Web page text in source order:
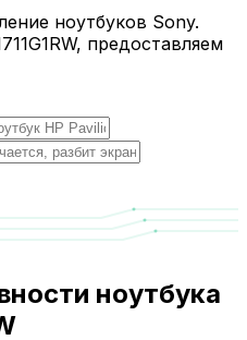
ноутбуков Sony.
предоставляем
ноутбука